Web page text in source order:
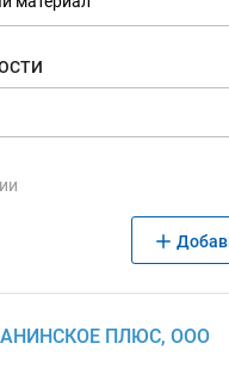
ПЛЮС, ООО